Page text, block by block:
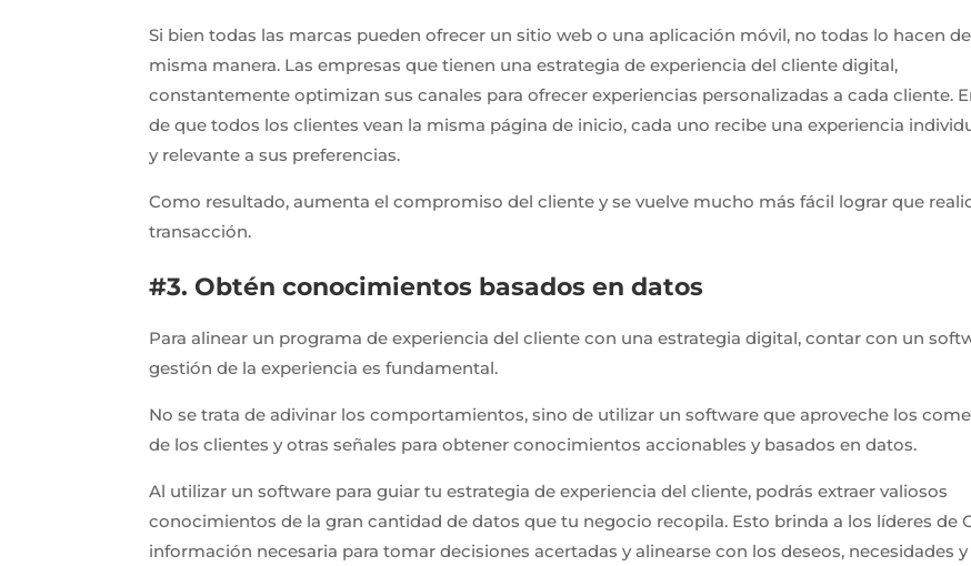
Si bien todas las marcas pueden ofrecer un sitio web o una aplicación móvil, no todas lo hacen
misma manera. Las empresas que tienen una estrategia de experiencia del cliente digital,
constantemente optimizan sus canales para ofrecer experiencias personalizadas a cada cliente.
de que todos los clientes vean la misma página de inicio, cada uno recibe una experiencia
y relevante a sus preferencias.
Como resultado, aumenta el compromiso del cliente y se vuelve mucho más fácil lograr que
transacción.
#3. Obtén conocimientos basados en datos
Para alinear un programa de experiencia del cliente con una estrategia digital, contar con un
gestión de la experiencia es fundamental.
No se trata de adivinar los comportamientos, sino de utilizar un software que aproveche los
de los clientes y otras señales para obtener conocimientos accionables y basados en datos.
Al utilizar un software para guiar tu estrategia de experiencia del cliente, podrás extraer valiosos
conocimientos de la gran cantidad de datos que tu negocio recopila. Esto brinda a los líderes de
información necesaria para tomar decisiones acertadas y alinearse con los deseos, necesidades y